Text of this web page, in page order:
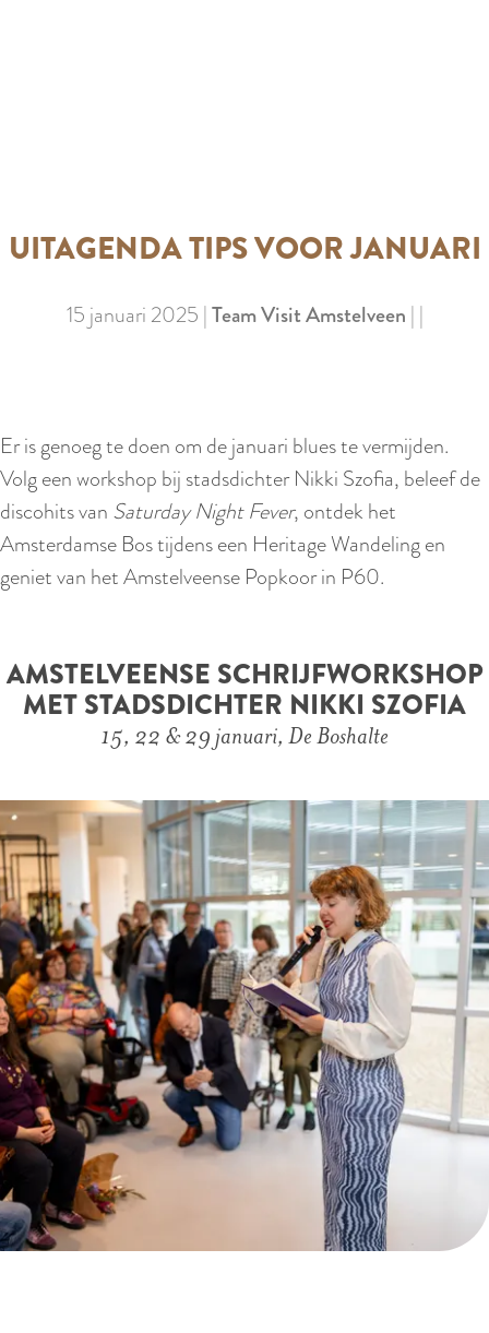
UITAGENDA TIPS VOOR JANUARI
15 januari 2025 |Team Visit Amstelveen | |
Er is genoeg te doen om de januari blues te vermijden.
Volg een workshop bij stadsdichter Nikki Szofia, beleef de
discohits van Saturday Night Fever, ontdek het
Amsterdamse Bos tijdens een Heritage Wandeling en
geniet van het Amstelveense Popkoor in P60.
AMSTELVEENSE SCHRIJFWORKSHOP
MET STADSDICHTER NIKKI SZOFIA
15, 22 & 29 januari, De Boshalte